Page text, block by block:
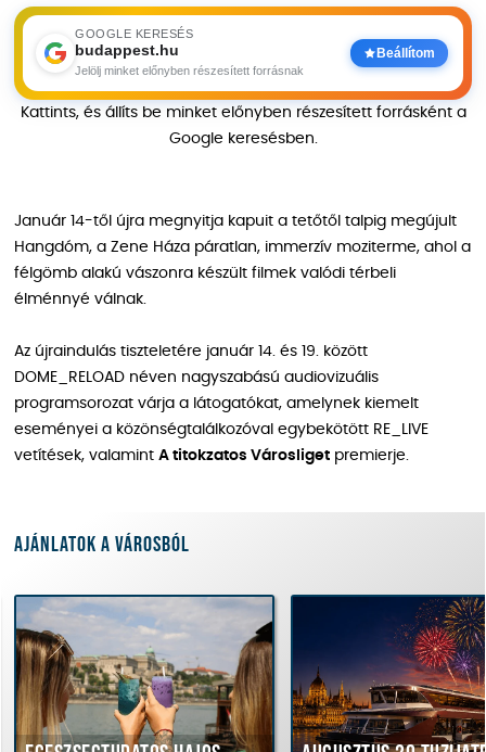
GOOGLE KERESÉS
budappest.hu
Jelölj minket előnyben részesített forrásnak
Beállítom
Kattints, és állíts be minket előnyben részesített forrásként a
Google keresésben.
Január 14-től újra megnyitja kapuit a tetőtől talpig megújult
Hangdóm, a Zene Háza páratlan, immerzív moziterme, ahol a
félgömb alakú vászonra készült filmek valódi térbeli
élménnyé válnak.
Az újraindulás tiszteletére január 14. és 19. között
DOME_RELOAD néven nagyszabású audiovizuális
programsorozat várja a látogatókat, amelynek kiemelt
eseményei a közönségtalálkozóval egybekötött RE_LIVE
vetítések, valamint A titokzatos Városliget premierje.
Ajánlatok a városból